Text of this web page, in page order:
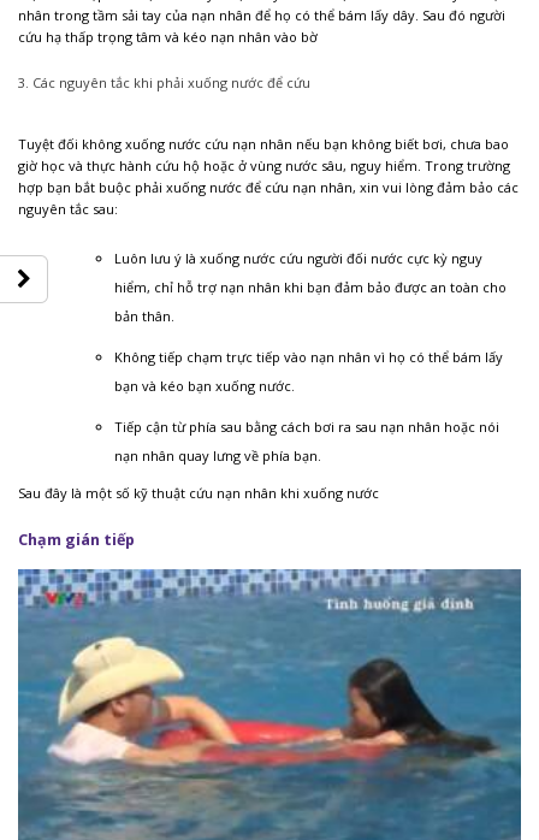
nhân trong tầm sải tay của nạn nhân để họ có thể bám lấy dây. Sau đó người
cứu hạ thấp trọng tâm và kéo nạn nhân vào bờ
3. Các nguyên tắc khi phải xuống nước để cứu
Tuyệt đối không xuống nước cứu nạn nhân nếu bạn không biết bơi, chưa bao
giờ học và thực hành cứu hộ hoặc ở vùng nước sâu, nguy hiểm. Trong trường
hợp bạn bắt buộc phải xuống nước để cứu nạn nhân, xin vui lòng đảm bảo các
nguyên tắc sau:
Luôn lưu ý là xuống nước cứu người đối nước cực kỳ nguy
hiểm, chỉ hỗ trợ nạn nhân khi bạn đảm bảo được an toàn cho
bản thân.
Không tiếp chạm trực tiếp vào nạn nhân vì họ có thể bám lấy
bạn và kéo bạn xuống nước.
Tiếp cận từ phía sau bằng cách bơi ra sau nạn nhân hoặc nói
nạn nhân quay lưng về phía bạn.
Sau đây là một số kỹ thuật cứu nạn nhân khi xuống nước
Chạm gián tiếp